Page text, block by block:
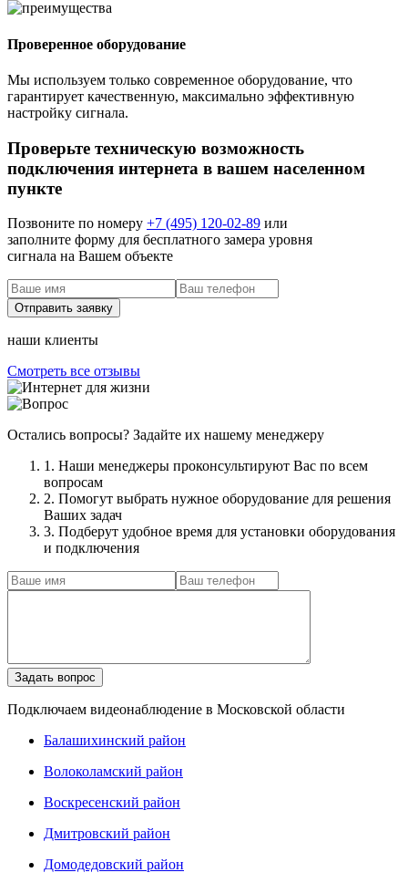
Проверенное оборудование
Мы используем только современное оборудование, что
гарантирует качественную, максимально эффективную
настройку сигнала.
Проверьте техническую возможность
подключения интернета в вашем населенном
пункте
Позвоните по номеру +7 (495) 120-02-89 или
заполните форму для бесплатного замера уровня
сигнала на Вашем объекте
наши клиенты
Смотреть все отзывы
Остались вопросы? Задайте их нашему менеджеру
1. Наши менеджеры проконсультируют Вас по всем
вопросам
2. Помогут выбрать нужное оборудование для решения
Ваших задач
3. Подберут удобное время для установки оборудования
и подключения
Подключаем видеонаблюдение в Московской области
Балашихинский район
Волоколамский район
Воскресенский район
Дмитровский район
Домодедовский район